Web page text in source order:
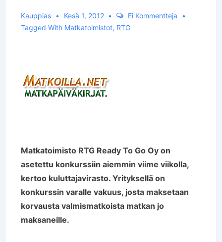
Kauppias Kesä 1, 2012
Ei Kommentteja
Tagged With Matkatoimistot, RTG
Matkatoimisto RTG Ready To Go Oy on
asetettu konkurssiin aiemmin viime viikolla,
kertoo kuluttajavirasto. Yrityksellä on
konkurssin varalle vakuus, josta maksetaan
korvausta valmismatkoista matkan jo
maksaneille.